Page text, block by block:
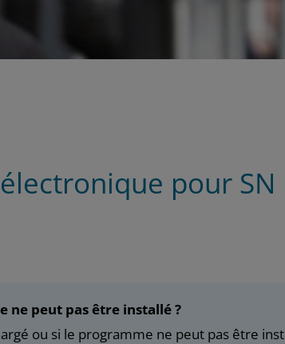
pour SN
ne peut pas être installé ?
ou si le programme ne peut pas être